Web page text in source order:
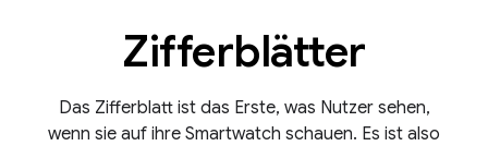
Zifferblätter
Das Zifferblatt ist das Erste, was Nutzer sehen,
wenn sie auf ihre Smartwatch schauen. Es ist also